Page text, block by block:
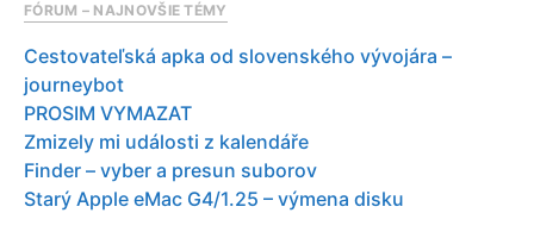
FÓRUM – NAJNOVŠIE TÉMY
Cestovateľská apka od slovenského vývojára –
journeybot
PROSIM VYMAZAT
Zmizely mi události z kalendáře
Finder – vyber a presun suborov
Starý Apple eMac G4/1.25 – výmena disku